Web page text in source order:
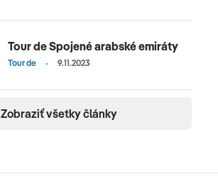
Tour de Spojené arabské emiráty
Tour de 9.11.2023
Zobraziť všetky články